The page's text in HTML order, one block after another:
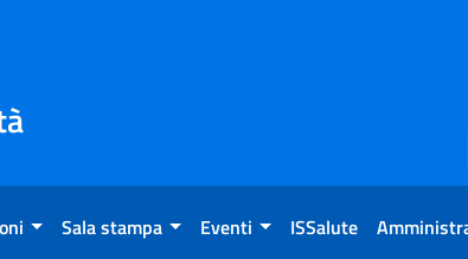
Sala stampa Eventi ISSalute